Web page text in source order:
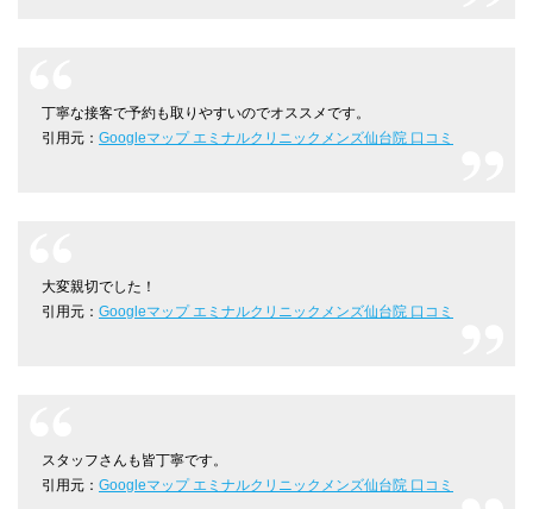
丁寧な接客で予約も取りやすいのでオススメです。
引用元： Googleマップ エミナルクリニックメンズ仙台院 口コミ
大変親切でした！
引用元： Googleマップ エミナルクリニックメンズ仙台院 口コミ
スタッフさんも皆丁寧です。
引用元： Googleマップ エミナルクリニックメンズ仙台院 口コミ